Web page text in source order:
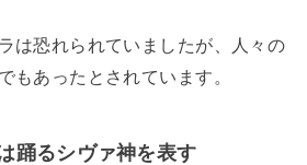
は恐れられていましたが、人々の
もあったとされています。
踊るシヴァ神を表す